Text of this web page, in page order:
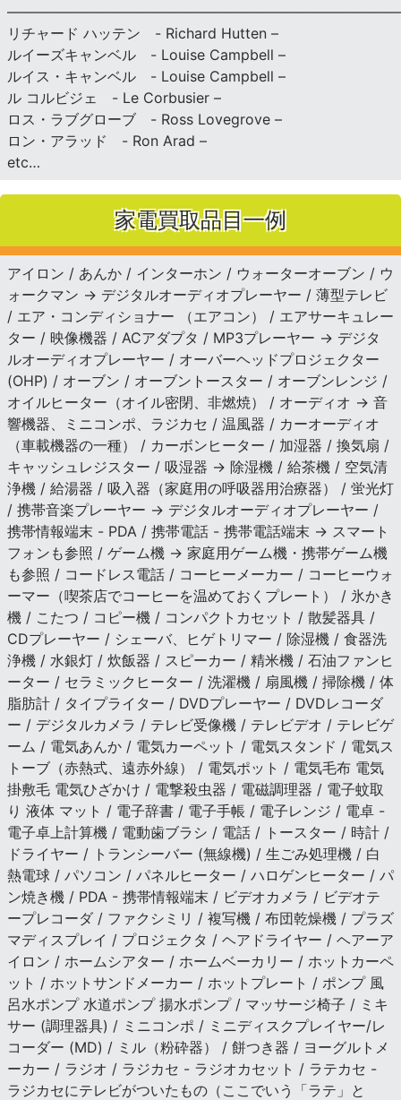
リチャード ハッテン - Richard Hutten –
ルイーズキャンベル - Louise Campbell –
ルイス・キャンベル - Louise Campbell –
ル コルビジェ - Le Corbusier –
ロス・ラブグローブ - Ross Lovegrove –
ロン・アラッド - Ron Arad –
etc…
家電買取品目一例
アイロン / あんか / インターホン / ウォーターオーブン / ウ
ォークマン → デジタルオーディオプレーヤー / 薄型テレビ
/ エア・コンディショナー （エアコン） / エアサーキュレー
ター / 映像機器 / ACアダプタ / MP3プレーヤー → デジタ
ルオーディオプレーヤー / オーバーヘッドプロジェクター
(OHP) / オーブン / オーブントースター / オーブンレンジ /
オイルヒーター（オイル密閉、非燃焼） / オーディオ → 音
響機器、ミニコンポ、ラジカセ / 温風器 / カーオーディオ
（車載機器の一種） / カーボンヒーター / 加湿器 / 換気扇 /
キャッシュレジスター / 吸湿器 → 除湿機 / 給茶機 / 空気清
浄機 / 給湯器 / 吸入器（家庭用の呼吸器用治療器） / 蛍光灯
/ 携帯音楽プレーヤー → デジタルオーディオプレーヤー /
携帯情報端末 - PDA / 携帯電話 - 携帯電話端末 → スマート
フォンも参照 / ゲーム機 → 家庭用ゲーム機・携帯ゲーム機
も参照 / コードレス電話 / コーヒーメーカー / コーヒーウォ
ーマー（喫茶店でコーヒーを温めておくプレート） / 氷かき
機 / こたつ / コピー機 / コンパクトカセット / 散髪器具 /
CDプレーヤー / シェーバ、ヒゲトリマー / 除湿機 / 食器洗
浄機 / 水銀灯 / 炊飯器 / スピーカー / 精米機 / 石油ファンヒ
ーター / セラミックヒーター / 洗濯機 / 扇風機 / 掃除機 / 体
脂肪計 / タイプライター / DVDプレーヤー / DVDレコーダ
ー / デジタルカメラ / テレビ受像機 / テレビデオ / テレビゲ
ーム / 電気あんか / 電気カーペット / 電気スタンド / 電気ス
トーブ（赤熱式、遠赤外線） / 電気ポット / 電気毛布 電気
掛敷毛 電気ひざかけ / 電撃殺虫器 / 電磁調理器 / 電子蚊取
り 液体 マット / 電子辞書 / 電子手帳 / 電子レンジ / 電卓 -
電子卓上計算機 / 電動歯ブラシ / 電話 / トースター / 時計 /
ドライヤー / トランシーバー (無線機) / 生ごみ処理機 / 白
熱電球 / パソコン / パネルヒーター / ハロゲンヒーター / パ
ン焼き機 / PDA - 携帯情報端末 / ビデオカメラ / ビデオテ
ープレコーダ / ファクシミリ / 複写機 / 布団乾燥機 / プラズ
マディスプレイ / プロジェクタ / ヘアドライヤー / ヘアーア
イロン / ホームシアター / ホームベーカリー / ホットカーペ
ット / ホットサンドメーカー / ホットプレート / ポンプ 風
呂水ポンプ 水道ポンプ 揚水ポンプ / マッサージ椅子 / ミキ
サー (調理器具) / ミニコンポ / ミニディスクプレイヤー/レ
コーダー (MD) / ミル（粉砕器） / 餅つき器 / ヨーグルトメ
ーカー / ラジオ / ラジカセ - ラジオカセット / ラテカセ -
ラジカセにテレビがついたもの（ここでいう「ラテ」と